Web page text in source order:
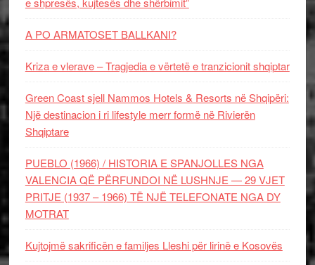
A PO ARMATOSET BALLKANI?
Kriza e vlerave – Tragjedia e vërtetë e tranzicionit shqiptar
Green Coast sjell Nammos Hotels & Resorts në Shqipëri:
Një destinacion i ri lifestyle merr formë në Rivierën
Shqiptare
PUEBLO (1966) / HISTORIA E SPANJOLLES NGA
VALENCIA QË PËRFUNDOI NË LUSHNJE — 29 VJET
PRITJE (1937 – 1966) TË NJË TELEFONATE NGA DY
MOTRAT
Kujtojmë sakrificën e familjes Lleshi për lirinë e Kosovës